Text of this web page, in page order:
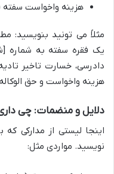
هزینه واخواست سفته
مثلاً می تونید بنویسید:
یک فقره سفته به شماره
دادرسی، خسارت تاخیر
هزینه واخواست و حق
دلایل و منضمات: چی
اینجا لیستی از مدارکی
نویسید. مواردی مثل: